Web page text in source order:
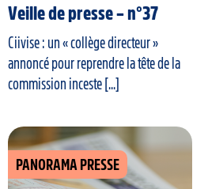
Veille de presse – n°37
Ciivise : un « collège directeur »
annoncé pour reprendre la tête de la
commission inceste [...]
PANORAMA PRESSE